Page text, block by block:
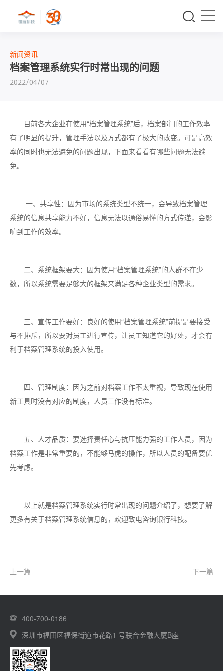
新闻资讯
档案管理系统实行时常出现的问题
2022/04/07
目前各大企业在使用“档案管理系统”后，档案部门的工作效率
有了明显的提升，管理手法以及方式都有了极大的改变。可是高效
率的同时也无法避免的问题出现，下面来看看有哪些问题无法避
免。
一、共享性：因为市场的系统类型不统一，会导致档案管理
系统的信息共享能力不好，信息无法以通俗易懂的方式传递，会影
响到工作的效率。
二、系统框架要大：因为使用“档案管理系统”的人群不在少
数，所以系统需要足够大的框架来满足各种企业类型的需求。
三、宣传工作要好：良好的使用“档案管理系统”前提是要接受
与不排斥，所以要对员工进行宣传，让员工知道它的好处，才会有
利于档案管理系统的投入使用。
四、管理制度：因为之前对档案工作不太重视，导致现在使用
新工具时没有对应的制度，人员工作没有标准。
五、人才品质：要选择责任心与抗压能力强的工作人员，因为
档案工作是非常重要的，不能够马虎的操作，所以人员的配备要优
先考虑。
以上就是档案管理系统实行时常出现的问题介绍了，想要了解
更多有关于档案管理系统信息的，欢迎致电咨询银行科技。
上一篇 下一篇
400-700-0186
深圳市福田区福保街道市花路1 号联合金融大厦B座